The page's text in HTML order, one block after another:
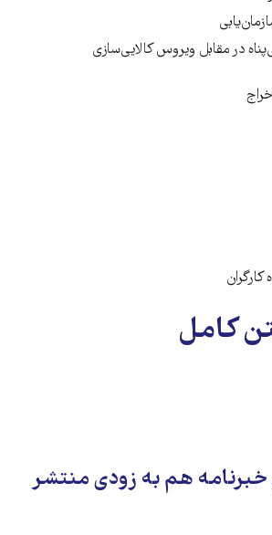
در مقابل ویروس کالایی‌سازی
کامل
هم به زودی منتشر